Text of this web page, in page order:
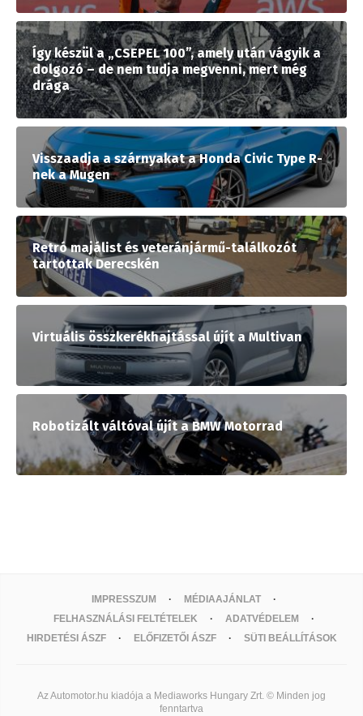
Így készül a „CSEPEL 100”, amely után vágyik a
dolgozó – de nem tudja megvenni, mert még
drága
Visszaadja a szárnyakat a Honda Civic Type R-
nek a Mugen
Retró majálist és veteránjármű-találkozót
tartottak Derecskén
Virtuális összkerékhajtással újít a Multivan
Robotizált váltóval újít a BMW Motorrad
IMPRESSZUM
MÉDIAAJÁNLAT
FELHASZNÁLÁSI FELTÉTELEK
ADATVÉDELEM
HIRDETÉSI ÁSZF
ELŐFIZETŐI ÁSZF SÜTI BEÁLLÍTÁSOK
Az Automotor.hu kiadója a Mediaworks Hungary Zrt. © Minden jog
fenntartva